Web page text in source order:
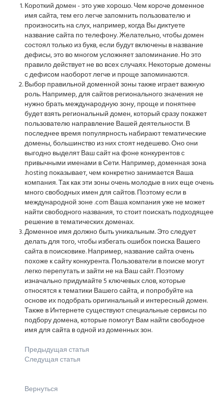
Короткий домен - это уже хорошо. Чем короче доменное
имя сайта, тем его легче запомнить пользователю и
произносить на слух, например, когда Вы диктуете
название сайта по телефону. Желательно, чтобы домен
состоял только из букв, если будут включены в название
дефисы, это во многом усложняет запоминание. Но это
правило действует не во всех случаях. Некоторые домены
с дефисом наоборот легче и проще запоминаются.
Выбор правильной доменной зоны также играет важную
роль. Например, для сайтов регионального значения не
нужно брать международную зону, проще и понятнее
будет взять региональный домен, который сразу покажет
пользователю направление Вашей деятельности. В
последнее время популярность набирают тематические
домены, большинство из них стоят недешево. Оно они
выгодно выделят Ваш сайт на фоне конкурентов с
привычными именами в Сети. Например, доменная зона
.hosting показывает, чем конкретно занимается Ваша
компания. Так как эти зоны очень молодые в них еще очень
много свободных имен для сайтов. Поэтому если в
международной зоне .com Ваша компания уже не может
найти свободного названия, то стоит поискать подходящее
решение в тематических доменах.
Доменное имя должно быть уникальным. Это следует
делать для того, чтобы избегать ошибок поиска Вашего
сайта в поисковике. Например, название сайта очень
похоже к сайту конкурента. Пользователи в поиске могут
легко перепутать и зайти не на Ваш сайт. Поэтому
изначально придумайте 5 ключевых слов, которые
относятся к тематики Вашего сайта, и попробуйте на
основе их подобрать оригинальный и интересный домен.
Также в Интернете существуют специальные сервисы по
подбору домена, которые помогут Вам найти свободное
имя для сайта в одной из доменных зон.
Предыдущая статья
Следущая статья
Вернуться